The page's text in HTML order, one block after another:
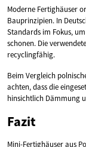
Moderne Fertighäuser
Bauprinzipien. In
Standards im Fokus,
schonen. Die
recyclingfähig.
Beim Vergleich
achten, dass die
hinsichtlich Dämmung
Fazit
Mini-Fertighäuser aus